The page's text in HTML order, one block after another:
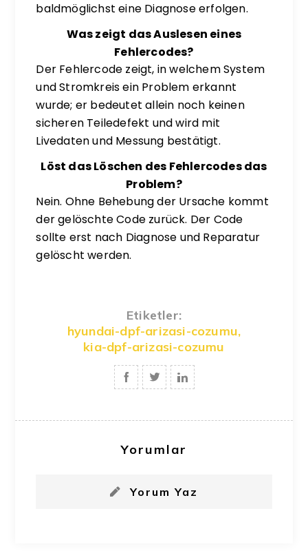
baldmöglichst eine Diagnose erfolgen.
Was zeigt das Auslesen eines
Fehlercodes?
Der Fehlercode zeigt, in welchem System
und Stromkreis ein Problem erkannt
wurde; er bedeutet allein noch keinen
sicheren Teiledefekt und wird mit
Livedaten und Messung bestätigt.
Löst das Löschen des Fehlercodes das
Problem?
Nein. Ohne Behebung der Ursache kommt
der gelöschte Code zurück. Der Code
sollte erst nach Diagnose und Reparatur
gelöscht werden.
Etiketler:
hyundai-dpf-arizasi-cozumu,
kia-dpf-arizasi-cozumu
Yorumlar
Yorum Yaz